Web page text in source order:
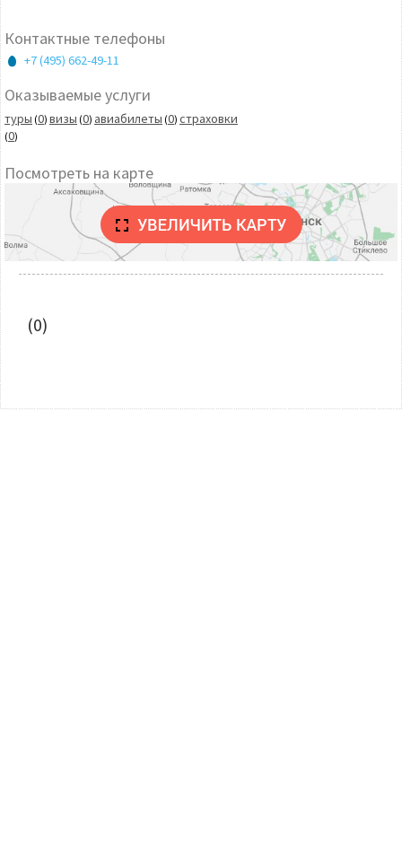
Контактные телефоны
+7 (495) 662-49-11
Оказываемые услуги
туры (0) визы (0) авиабилеты (0) страховки
(0)
Посмотреть на карте
(0)